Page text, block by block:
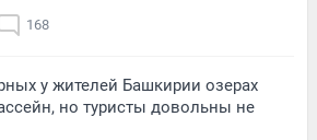
168
у жителей Башкирии озерах
но туристы довольны не